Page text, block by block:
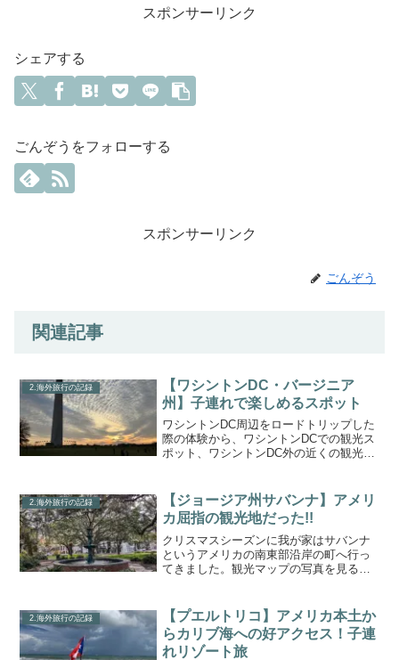
スポンサーリンク
シェアする
ごんぞうをフォローする
スポンサーリンク
ごんぞう
関連記事
2.海外旅行の記録
【ワシントンDC・バージニア
州】子連れで楽しめるスポット
ワシントンDC周辺をロードトリップした
際の体験から、ワシントンDCでの観光ス
ポット、ワシントンDC外の近くの観光ス
向かいました。たくさんの観光客で前面
道路は賑わっていま...
2.海外旅行の記録
【ジョージア州サバンナ】アメリ
カ屈指の観光地だった!!
クリスマスシーズンに我が家はサバンナ
というアメリカの南東部沿岸の町へ行っ
てきました。観光マップの写真を見る
なっていました。およそ１キロ四方に観
光スポットがぎゅっとつまっ...
2.海外旅行の記録
【プエルトリコ】アメリカ本土か
らカリブ海への好アクセス！子連
れリゾート旅